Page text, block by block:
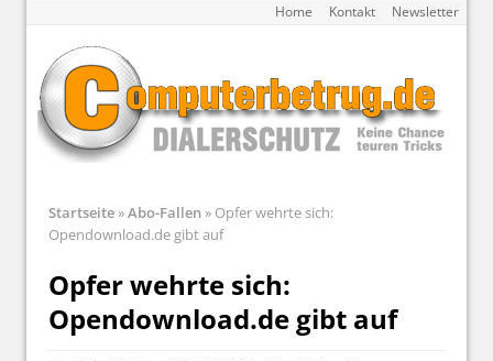
Home Kontakt Newsletter
Startseite»Abo-Fallen» Opfer wehrte sich:
Opendownload.de gibt auf
Opfer wehrte sich:
Opendownload.de gibt auf